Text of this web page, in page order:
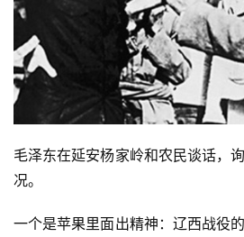
毛泽东在延安杨家岭和农民谈话，
况。
一个是苹果里面出精神：辽西战役